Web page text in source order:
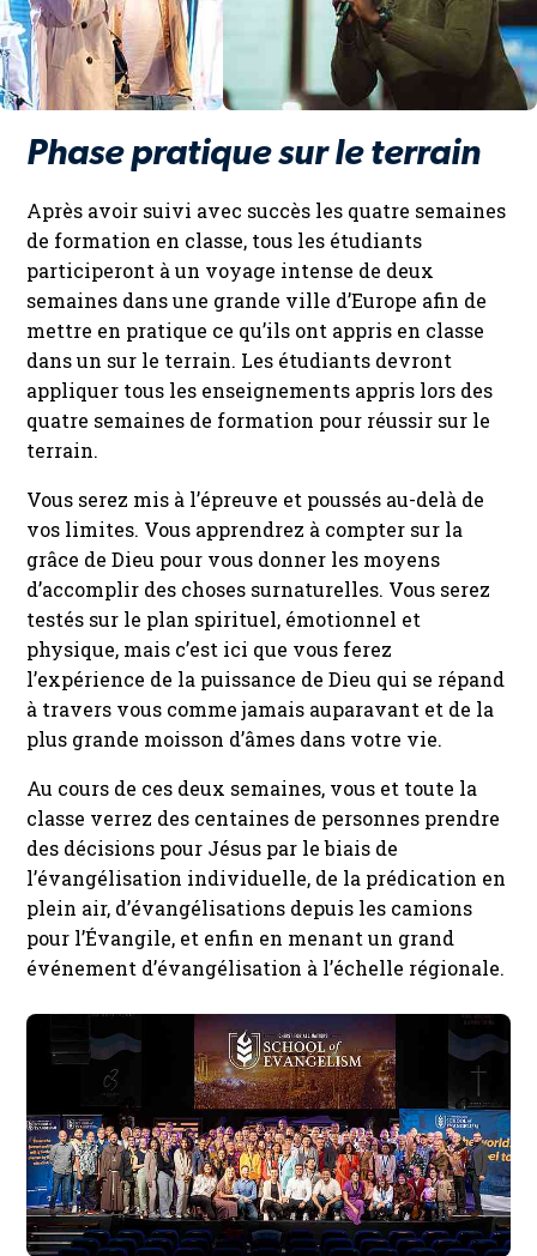
Phase pratique sur le terrain
Après avoir suivi avec succès les quatre semaines
de formation en classe, tous les étudiants
participeront à un voyage intense de deux
semaines dans une grande ville d’Europe afin de
mettre en pratique ce qu’ils ont appris en classe
dans un sur le terrain. Les étudiants devront
appliquer tous les enseignements appris lors des
quatre semaines de formation pour réussir sur le
terrain.
Vous serez mis à l’épreuve et poussés au-delà de
vos limites. Vous apprendrez à compter sur la
grâce de Dieu pour vous donner les moyens
d’accomplir des choses surnaturelles. Vous serez
testés sur le plan spirituel, émotionnel et
physique, mais c’est ici que vous ferez
l’expérience de la puissance de Dieu qui se répand
à travers vous comme jamais auparavant et de la
plus grande moisson d’âmes dans votre vie.
Au cours de ces deux semaines, vous et toute la
classe verrez des centaines de personnes prendre
des décisions pour Jésus par le biais de
l’évangélisation individuelle, de la prédication en
plein air, d’évangélisations depuis les camions
pour l’Évangile, et enfin en menant un grand
événement d’évangélisation à l’échelle régionale.